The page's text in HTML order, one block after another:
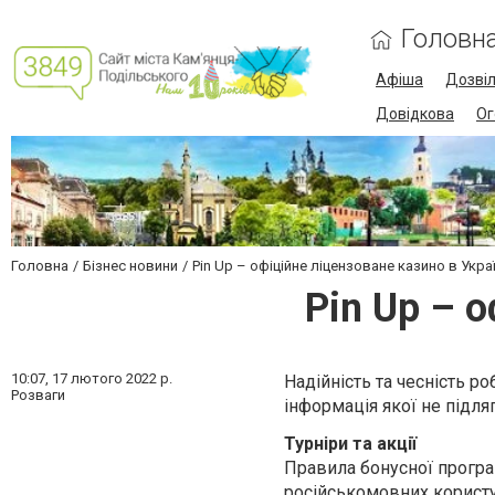
Афіша
Довідкова
Головна Бізнес новини Pin Up – офіційне ліцензоване казино в
Pin Up –
10:07, 17 лютого 2022 р.
Розваги
Надійність та чесність
інформація якої не
Турніри та акції
Правила бонусної